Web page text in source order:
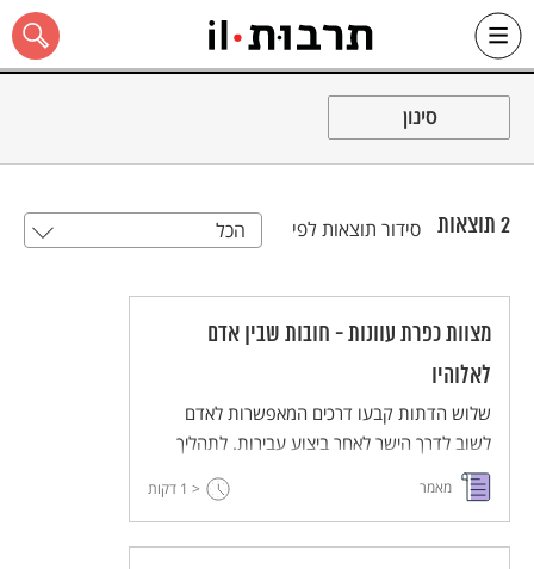
Skip
כל האתר
סינון
2 תוצאות סידור תוצאות לפי הכל
מצוות כפרת עוונות - חובות שבין אדם
לאלוהיו
שלוש הדתות קבעו דרכים המאפשרות לאדם
לשוב לדרך הישר לאחר ביצוע עבירות. לתהליך
התשובה כמה שלבים: הודאה בחטאים ופירוטם,
הבעת חרטה והבטחה שלא לחטוא עוד, וביצוע
מאמר < 1 דקות